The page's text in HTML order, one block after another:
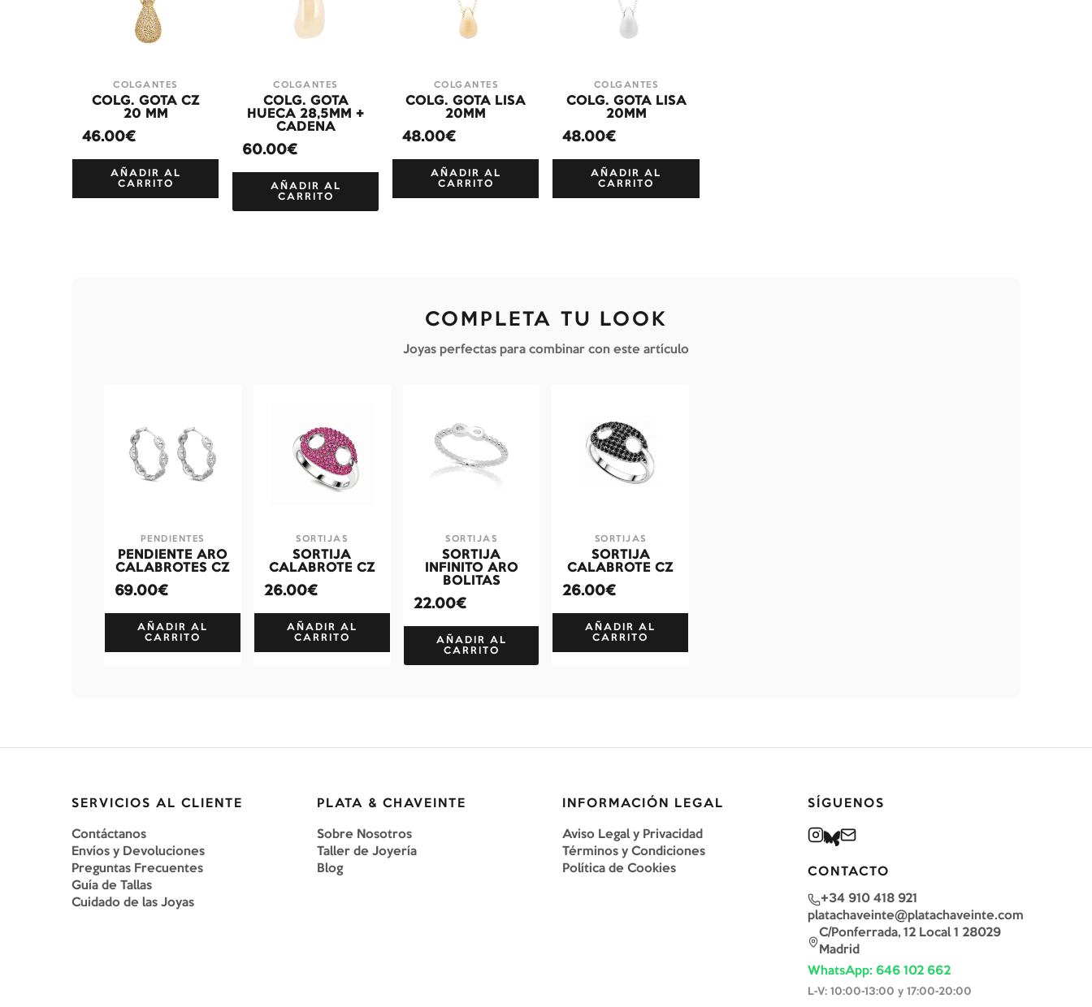
COLGANTES
COLG. GOTA CZ
20 MM
46.00€
AÑADIR AL
CARRITO
COLGANTES
COLG. GOTA
HUECA 28,5MM +
CADENA
60.00€
AÑADIR AL
CARRITO
COLGANTES
COLG. GOTA LISA
20MM
48.00€
AÑADIR AL
CARRITO
COLGANTES
COLG. GOTA LISA
20MM
48.00€
AÑADIR AL
CARRITO
COMPLETA TU LOOK
Joyas perfectas para combinar con este artículo
PENDIENTES
PENDIENTE ARO
CALABROTES CZ
69.00€
AÑADIR AL
CARRITO
SORTIJAS
SORTIJA
CALABROTE CZ
26.00€
AÑADIR AL
CARRITO
SORTIJAS
SORTIJA
INFINITO ARO
BOLITAS
22.00€
AÑADIR AL
CARRITO
SORTIJAS
SORTIJA
CALABROTE CZ
26.00€
AÑADIR AL
CARRITO
SERVICIOS AL CLIENTE
Contáctanos
Envíos y Devoluciones
Preguntas Frecuentes
Guía de Tallas
Cuidado de las Joyas
PLATA & CHAVEINTE
Sobre Nosotros
Taller de Joyería
Blog
INFORMACIÓN LEGAL
Aviso Legal y Privacidad
Términos y Condiciones
Política de Cookies
SÍGUENOS
CONTACTO
+34 910 418 921
platachaveinte@platachaveinte.com
C/Ponferrada, 12 Local 1 28029
Madrid
WhatsApp: 646 102 662
L-V: 10:00-13:00 y 17:00-20:00